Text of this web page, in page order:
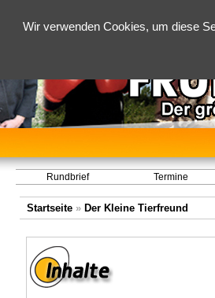
Wir verwenden Cookies, um diese
Rundbrief Termine
Startseite» Der Kleine Tierfreund